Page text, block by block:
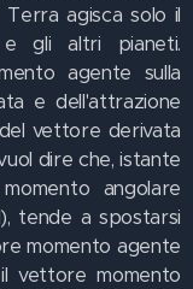
agisca solo il
e gli altri pianeti.
agente sulla
e dell'attrazione
vettore derivata
dire che, istante
angolare
tende a spostarsi
momento agente
vettore momento